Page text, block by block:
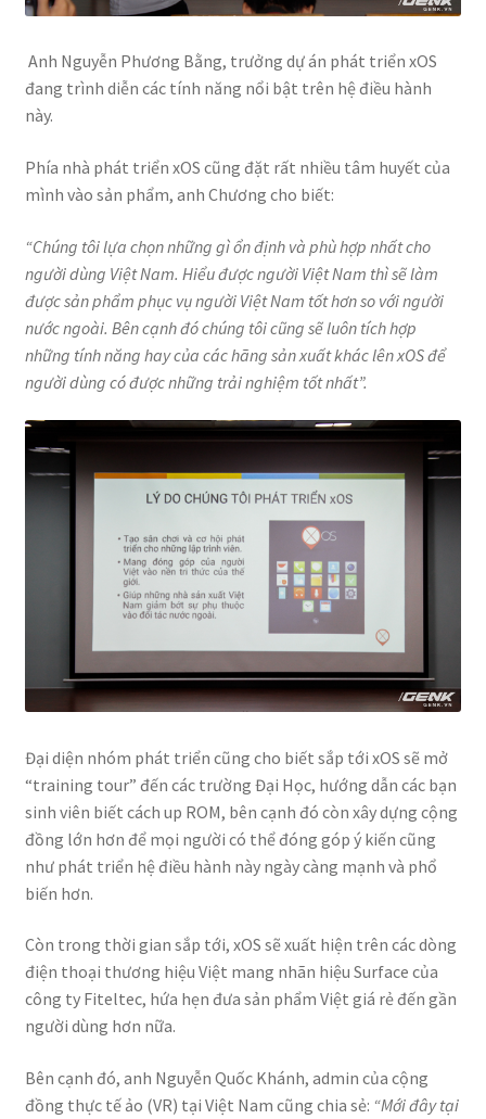
Anh Nguyễn Phương Bằng, trưởng dự án phát triển xOS
đang trình diễn các tính năng nổi bật trên hệ điều hành
này.
Phía nhà phát triển xOS cũng đặt rất nhiều tâm huyết của
mình vào sản phẩm, anh Chương cho biết:
“Chúng tôi lựa chọn những gì ổn định và phù hợp nhất cho
người dùng Việt Nam. Hiểu được người Việt Nam thì sẽ làm
được sản phẩm phục vụ người Việt Nam tốt hơn so với người
nước ngoài. Bên cạnh đó chúng tôi cũng sẽ luôn tích hợp
những tính năng hay của các hãng sản xuất khác lên xOS để
người dùng có được những trải nghiệm tốt nhất”.
Đại diện nhóm phát triển cũng cho biết sắp tới xOS sẽ mở
“training tour” đến các trường Đại Học, hướng dẫn các bạn
sinh viên biết cách up ROM, bên cạnh đó còn xây dựng cộng
đồng lớn hơn để mọi người có thể đóng góp ý kiến cũng
như phát triển hệ điều hành này ngày càng mạnh và phổ
biến hơn.
Còn trong thời gian sắp tới, xOS sẽ xuất hiện trên các dòng
điện thoại thương hiệu Việt mang nhãn hiệu Surface của
công ty Fiteltec, hứa hẹn đưa sản phẩm Việt giá rẻ đến gần
người dùng hơn nữa.
Bên cạnh đó, anh Nguyễn Quốc Khánh, admin của cộng
đồng thực tế ảo (VR) tại Việt Nam cũng chia sẻ: “Mới đây tại